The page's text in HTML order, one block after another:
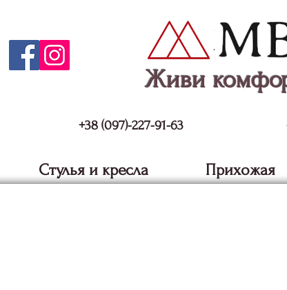
Живи
+38 (097)-227-91-63
Стулья и кресла Прихожая